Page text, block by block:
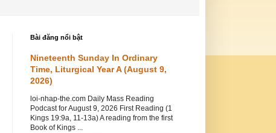
Bài đăng nổi bật
Nineteenth Sunday In Ordinary
Time, Liturgical Year A (August 9,
2026)
loi-nhap-the.com Daily Mass Reading
Podcast for August 9, 2026 First Reading (1
Kings 19:9a, 11-13a) A reading from the first
Book of Kings ...